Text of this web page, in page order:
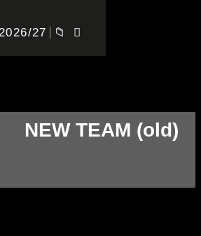
27 📁
NEW TEAM (old)